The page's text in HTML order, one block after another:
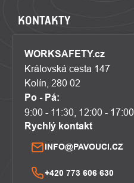
KONTAKTY
WORKSAFETY.cz
Královská cesta 147
Kolín, 280 02
Po - Pá:
9:00 - 11:30, 12:00 - 17:00
Rychlý kontakt
INFO@PAVOUCI.CZ
+420 773 606 630